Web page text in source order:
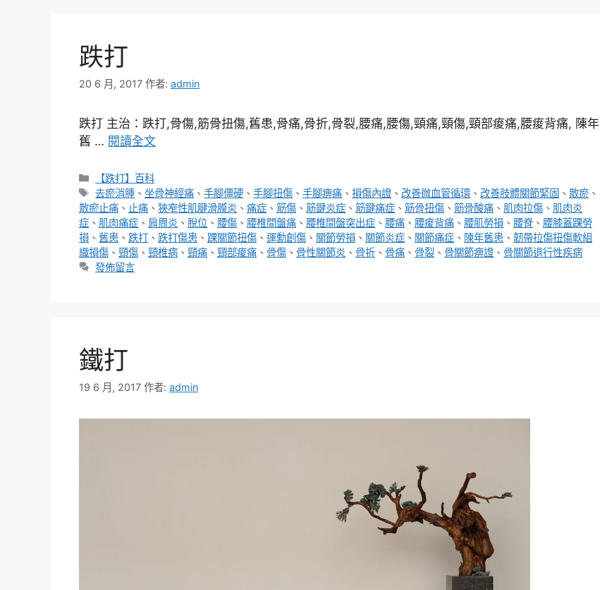
跌打
20 6 月, 2017 作者: admin
跌打 主治：跌打,骨傷,筋骨扭傷,舊患,骨痛,骨折,骨裂,腰痛,腰傷,頸痛,頸傷,頸部痠痛,腰痠背痛, 陳年
舊 … 閱讀全文
分
類
【跌打】百科
標
籤
去瘀消腫 、坐骨神經痛 、手腳僵硬 、手腳扭傷 、手腳痹痛 、損傷內證 、 改善微血管循環 、 改善肢體關節緊固 、散瘀 、
散瘀止痛 、 止痛 、 狹窄性肌腱滑膜炎 、 痛症 、 筋傷 、 筋鍵炎症 、 筋鍵痛症 、 筋骨扭傷 、 筋骨酸痛 、 肌肉拉傷 、 肌肉炎
症 、 肌肉痛症 、 肩周炎 、 脫位 、 腰傷 、 腰椎間盤痛 、 腰椎間盤突出症 、 腰痛 、 腰痠背痛 、 腰肌勞損 、 腰脊 、 腰膝蓋踝勞
損 、 舊患 、 跌打 、 跌打傷患 、 踝關節扭傷 、 運勳創傷 、 關節勞損 、 關節炎症 、 關節痛症 、 陳年舊患 、 韌帶拉傷扭傷軟組
織損傷 、 頸傷 、 頸椎病 、 頸痛 、 頸部痠痛 、 骨傷 、 骨性關節炎 、 骨折 、 骨痛 、 骨裂 、 骨關節痹證 、 骨關節退行性疾病
發佈留言
鐵打
19 6 月, 2017 作者: admin